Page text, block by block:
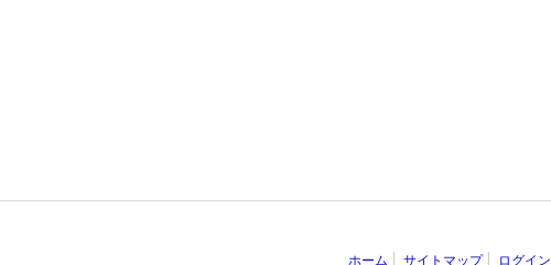
ホーム サイトマップ ログイン